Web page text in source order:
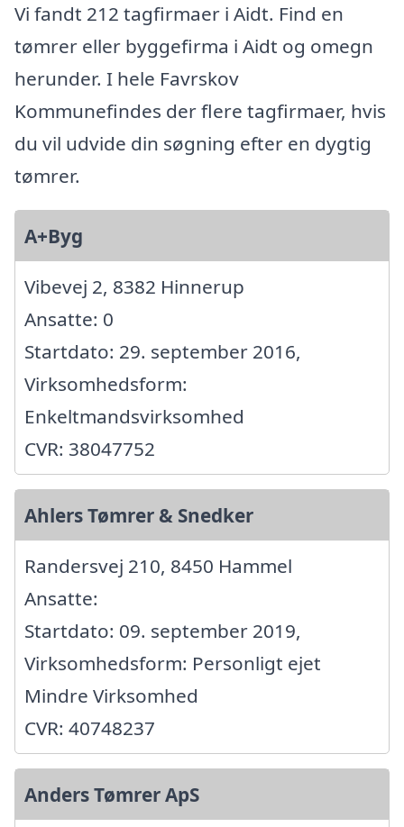
Vi fandt 212 tagfirmaer i Aidt. Find en
tømrer eller byggefirma i Aidt og omegn
herunder. I hele Favrskov
Kommunefindes der flere tagfirmaer, hvis
du vil udvide din søgning efter en dygtig
tømrer.
A+Byg
Vibevej 2, 8382 Hinnerup
Ansatte: 0
Startdato: 29. september 2016,
Virksomhedsform:
Enkeltmandsvirksomhed
CVR: 38047752
Ahlers Tømrer & Snedker
Randersvej 210, 8450 Hammel
Ansatte:
Startdato: 09. september 2019,
Virksomhedsform: Personligt ejet
Mindre Virksomhed
CVR: 40748237
Anders Tømrer ApS